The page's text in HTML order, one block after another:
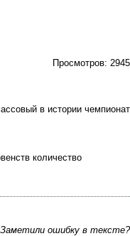
Просмотров: 2945
в истории чемпионат
количество
Заметили ошибку в тексте?